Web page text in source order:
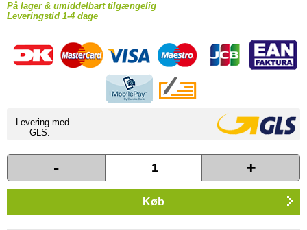
På lager & umiddelbart tilgængelig
Leveringstid 1-4 dage
Levering med
GLS:
- +
Køb